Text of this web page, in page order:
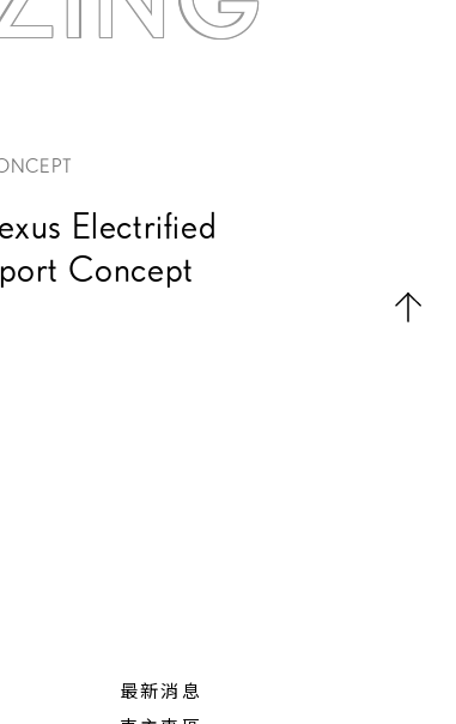
Electrified
Concept
最新消息